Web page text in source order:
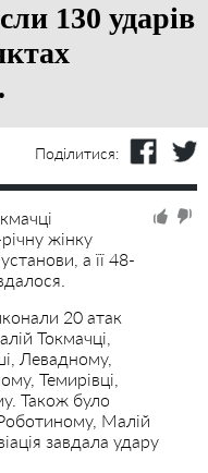
130 ударів
Поділитися:
жінку
а її 48-
20 атак
Токмачці,
Левадному,
Темирівці,
Також було
Малій
завдала удару